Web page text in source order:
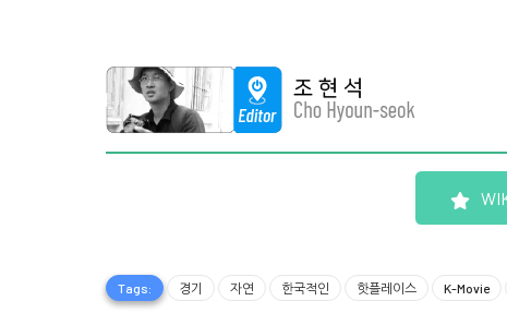
Tags: 경기 자연 한국적인 핫플레이스 K-Movie